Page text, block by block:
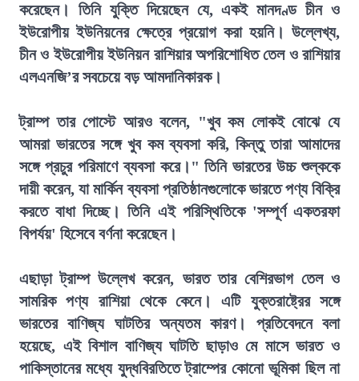
করেছেন। তিনি যুক্তি দিয়েছেন যে, একই মানদণ্ড চীন ও
ইউরোপীয় ইউনিয়নের ক্ষেত্রে প্রয়োগ করা হয়নি। উল্লেখ্য,
চীন ও ইউরোপীয় ইউনিয়ন রাশিয়ার অপরিশোধিত তেল ও রাশিয়ার
এলএনজি’র সবচেয়ে বড় আমদানিকারক।
ট্রাম্প তার পোস্টে আরও বলেন, "খুব কম লোকই বোঝে যে
আমরা ভারতের সঙ্গে খুব কম ব্যবসা করি, কিন্তু তারা আমাদের
সঙ্গে প্রচুর পরিমাণে ব্যবসা করে।" তিনি ভারতের উচ্চ শুল্ককে
দায়ী করেন, যা মার্কিন ব্যবসা প্রতিষ্ঠানগুলোকে ভারতে পণ্য বিক্রি
করতে বাধা দিচ্ছে। তিনি এই পরিস্থিতিকে 'সম্পূর্ণ একতরফা
বিপর্যয়' হিসেবে বর্ণনা করেছেন।
এছাড়া ট্রাম্প উল্লেখ করেন, ভারত তার বেশিরভাগ তেল ও
সামরিক পণ্য রাশিয়া থেকে কেনে। এটি যুক্তরাষ্ট্রের সঙ্গে
ভারতের বাণিজ্য ঘাটতির অন্যতম কারণ। প্রতিবেদনে বলা
হয়েছে, এই বিশাল বাণিজ্য ঘাটতি ছাড়াও মে মাসে ভারত ও
পাকিস্তানের মধ্যে যুদ্ধবিরতিতে ট্রাম্পের কোনো ভূমিকা ছিল না